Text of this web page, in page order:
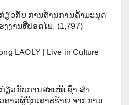
ຽວກັບ ການຕ້ານການຄ້າມະນຸດ
ງານທີ່ປອດໄພ. (1,797)
LAOLY | Live in Culture
ຽວກັບການສະເໜີເຊົ່າ-ສໍາ
ຄາວຜູ້ຖືກເຄາະຮ້າຍ ຈາກການ